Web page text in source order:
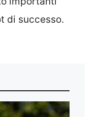
di successo.